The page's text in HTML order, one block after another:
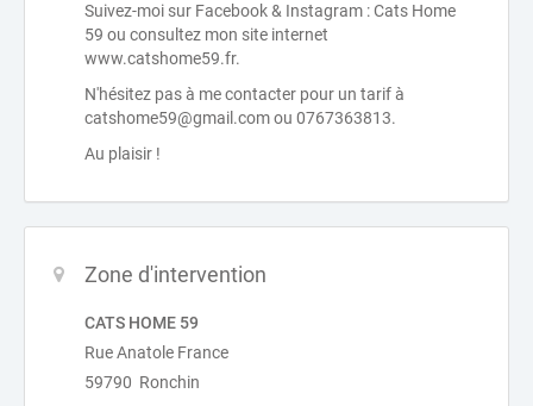
Suivez-moi sur Facebook & Instagram : Cats Home
59 ou consultez mon site internet
www.catshome59.fr.
N'hésitez pas à me contacter pour un tarif à
catshome59@gmail.com ou 0767363813.
Au plaisir !
Zone d'intervention
CATS HOME 59
Rue Anatole France
59790 Ronchin